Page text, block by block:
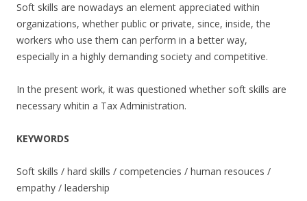
Soft skills are nowadays an element appreciated within
organizations, whether public or private, since, inside, the
workers who use them can perform in a better way,
especially in a highly demanding society and competitive.
In the present work, it was questioned whether soft skills are
necessary whitin a Tax Administration.
KEYWORDS
Soft skills / hard skills / competencies / human resouces /
empathy / leadership